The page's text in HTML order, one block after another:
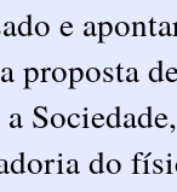
e
proposta
do